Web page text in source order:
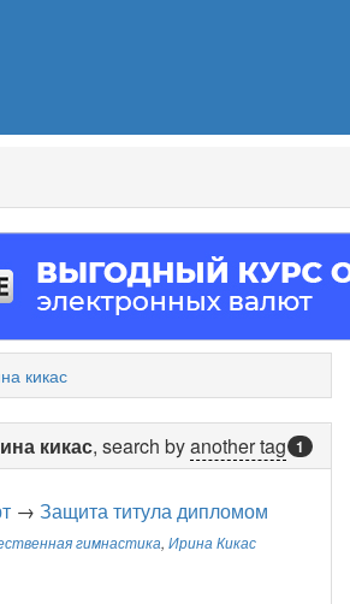
кикас
1
кикас, search byanother tag
→ Защита титула дипломом
гимнастика, Ирина Кикас